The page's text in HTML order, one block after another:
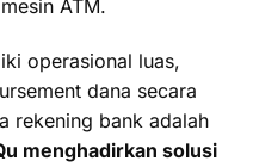
ATM.
operasional luas,
dana secara
rekening bank adalah
menghadirkan solusi